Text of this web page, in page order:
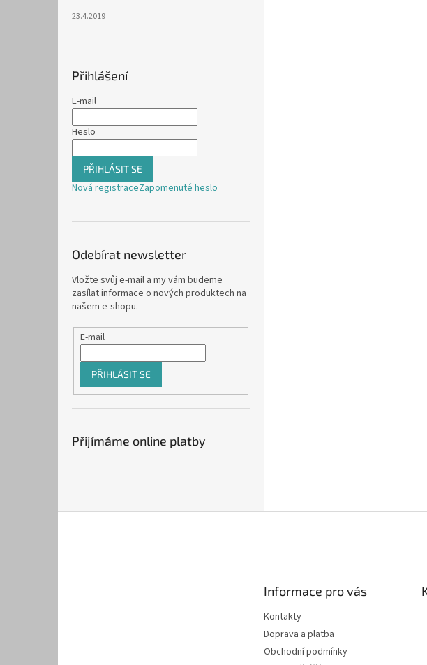
23.4.2019
Přihlášení
E-mail
Heslo
PŘIHLÁSIT SE
Nová registraceZapomenuté heslo
Odebírat newsletter
Vložte svůj e-mail a my vám budeme
zasílat informace o nových produktech na
našem e-shopu.
E-mail
PŘIHLÁSIT SE
Přijímáme online platby
Informace pro vás
Kontakty
Doprava a platba
Obchodní podmínky